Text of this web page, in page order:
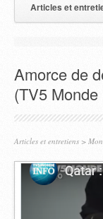
Articles et
Amorce de
(TV5
Articles et entretiens >